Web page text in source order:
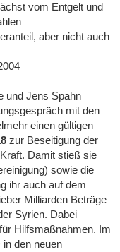
vom Entgelt und
aber nicht auch
und Jens Spahn
mit den
einen gültigen
zur Beseitigung der
Damit stieß sie
sowie die
ihr auch auf dem
Milliarden Beträge
Syrien. Dabei
Hilfsmaßnahmen. Im
den neuen